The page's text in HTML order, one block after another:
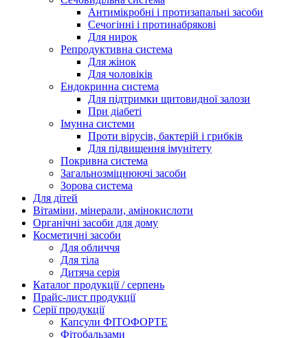
Антимікробні і протизапальні засоби
Сечогінні і протинабрякові
Для нирок
Репродуктивна система
Для жінок
Для чоловіків
Ендокринна система
Для підтримки щитовидної залози
При діабеті
Імунна системи
Проти вірусів, бактерій і грибків
Для підвищення імунітету
Покривна система
Загальнозміцнюючі засоби
Зорова система
Для дітей
Вітаміни, мінерали, амінокислоти
Органічні засоби для дому
Косметичні засоби
Для обличчя
Для тіла
Дитяча серія
Каталог продукції / серпень
Прайс-лист продукції
Серії продукції
Капсули ФІТОФОРТЕ
Фітобальзами